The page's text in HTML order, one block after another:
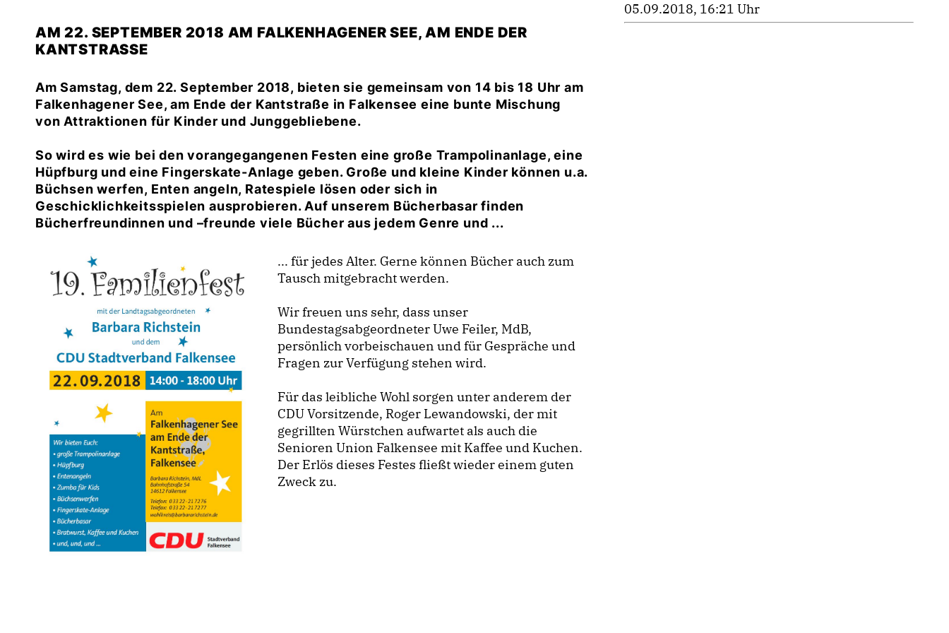
AM 22. SEPTEMBER 2018 AM FALKENHAGENER SEE, AM ENDE DER
KANTSTRASSE
Am Samstag, dem 22. September 2018, bieten sie gemeinsam von 14 bis 18 Uhr am
Falkenhagener See, am Ende der Kantstraße in Falkensee eine bunte Mischung
von Attraktionen für Kinder und Junggebliebene.
So wird es wie bei den vorangegangenen Festen eine große Trampolinanlage, eine
Hüpfburg und eine Fingerskate-Anlage geben. Große und kleine Kinder können u.a.
Büchsen werfen, Enten angeln, Ratespiele lösen oder sich in
Geschicklichkeitsspielen ausprobieren. Auf unserem Bücherbasar finden
Bücherfreundinnen und –freunde viele Bücher aus jedem Genre und ...
... für jedes Alter. Gerne können Bücher auch zum
Tausch mitgebracht werden.
Wir freuen uns sehr, dass unser
Bundestagsabgeordneter Uwe Feiler, MdB,
persönlich vorbeischauen und für Gespräche und
Fragen zur Verfügung stehen wird.
Für das leibliche Wohl sorgen unter anderem der
CDU Vorsitzende, Roger Lewandowski, der mit
gegrillten Würstchen aufwartet als auch die
Senioren Union Falkensee mit Kaffee und Kuchen.
Der Erlös dieses Festes fließt wieder einem guten
Zweck zu.
05.09.2018, 16:21 Uhr